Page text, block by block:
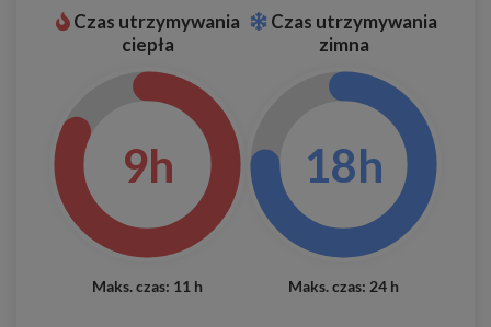
Czas utrzymywania
ciepła
9h
Maks. czas: 11 h
Czas utrzymywania
zimna
18h
Maks. czas: 24 h